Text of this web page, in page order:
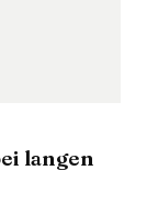
langen